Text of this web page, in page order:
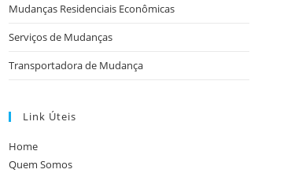
Mudanças Residenciais Econômicas
Serviços de Mudanças
Transportadora de Mudança
Link Úteis
Home
Quem Somos